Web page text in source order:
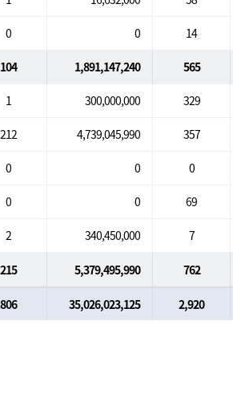
0 0 14
104 1,891,147,240 565
1 300,000,000 329
212 4,739,045,990 357
0 0 0
0 0 69
2 340,450,000 7
215 5,379,495,990 762
806 35,026,023,125 2,920